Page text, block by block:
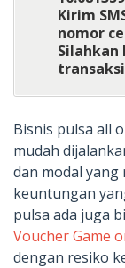
Kirim
nomor
Bisnis pulsa all
mudah
dan modal yang
keuntungan
pulsa ada juga
Voucher Game
dengan resiko